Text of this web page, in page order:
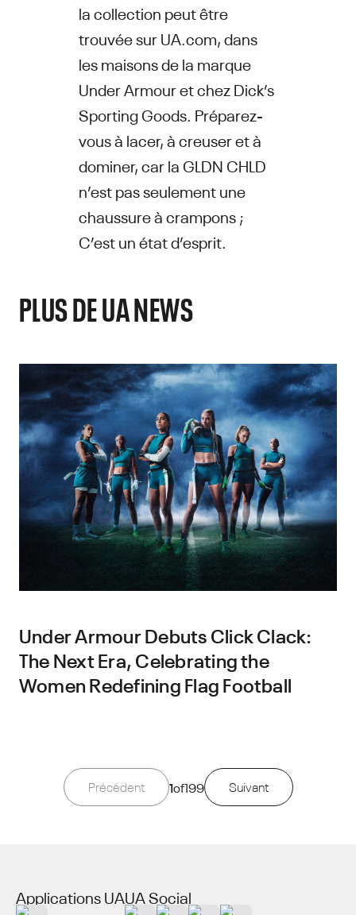
la collection peut être
trouvée sur UA.com, dans
les maisons de la marque
Under Armour et chez Dick’s
Sporting Goods. Préparez-
vous à lacer, à creuser et à
dominer, car la GLDN CHLD
n’est pas seulement une
chaussure à crampons ;
C’est un état d’esprit.
PLUS DE UA NEWS
Under Armour Debuts Click Clack:
The Next Era, Celebrating the
Women Redefining Flag Football
Précédent 1of199 Suivant
Applications UAUA Social